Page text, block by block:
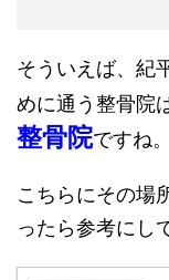
そういえば、紀
めに通う整骨院
整骨院ですね。
こちらにその場
ったら参考にし